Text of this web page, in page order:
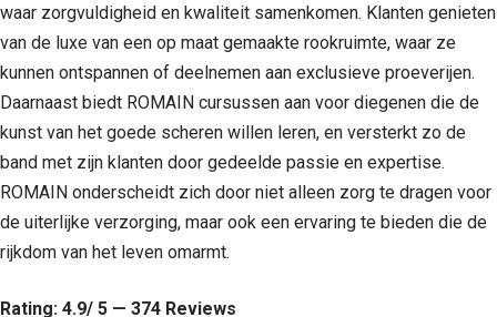
waar zorgvuldigheid en kwaliteit samenkomen. Klanten genieten
van de luxe van een op maat gemaakte rookruimte, waar ze
kunnen ontspannen of deelnemen aan exclusieve proeverijen.
Daarnaast biedt ROMAIN cursussen aan voor diegenen die de
kunst van het goede scheren willen leren, en versterkt zo de
band met zijn klanten door gedeelde passie en expertise.
ROMAIN onderscheidt zich door niet alleen zorg te dragen voor
de uiterlijke verzorging, maar ook een ervaring te bieden die de
rijkdom van het leven omarmt.
Rating: 4.9/ 5 — 374 Reviews